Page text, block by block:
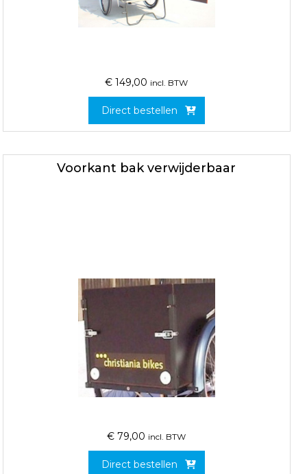
€ 149,00 incl. BTW
Direct bestellen
Voorkant bak verwijderbaar
€ 79,00 incl. BTW
Direct bestellen